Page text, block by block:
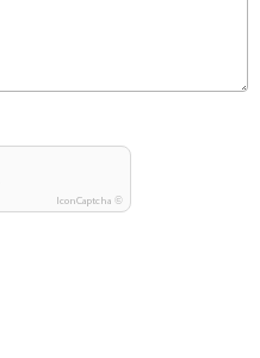
IconCaptcha ©